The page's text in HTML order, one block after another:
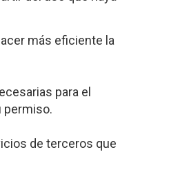
más eficiente la
para el
permiso.
de terceros que